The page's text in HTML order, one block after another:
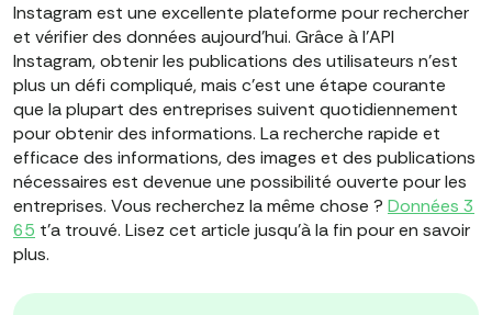
Instagram est une excellente plateforme pour rechercher
et vérifier des données aujourd'hui. Grâce à l'API
Instagram, obtenir les publications des utilisateurs n'est
plus un défi compliqué, mais c'est une étape courante
que la plupart des entreprises suivent quotidiennement
pour obtenir des informations. La recherche rapide et
efficace des informations, des images et des publications
nécessaires est devenue une possibilité ouverte pour les
entreprises. Vous recherchez la même chose ? Données 3
65 t'a trouvé. Lisez cet article jusqu'à la fin pour en savoir
plus.